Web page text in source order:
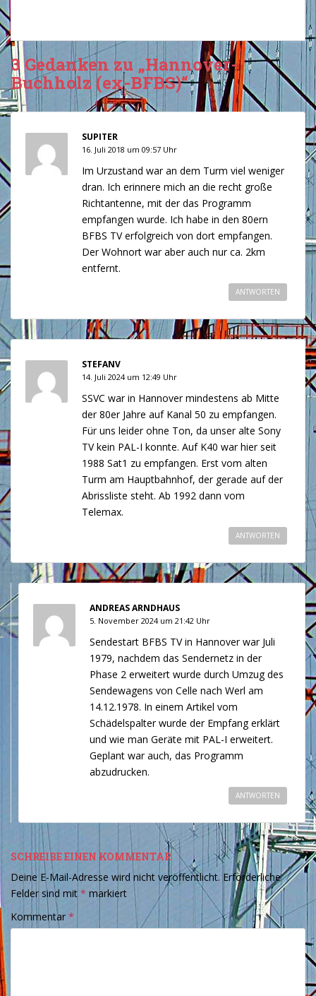
3 Gedanken zu „Hannover-
Buchholz (ex-BFBS)“
SUPITER
16. Juli 2018 um 09:57 Uhr
Im Urzustand war an dem Turm viel weniger
dran. Ich erinnere mich an die recht große
Richtantenne, mit der das Programm
empfangen wurde. Ich habe in den 80ern
BFBS TV erfolgreich von dort empfangen.
Der Wohnort war aber auch nur ca. 2km
entfernt.
ANTWORTEN
STEFANV
14. Juli 2024 um 12:49 Uhr
SSVC war in Hannover mindestens ab Mitte
der 80er Jahre auf Kanal 50 zu empfangen.
Für uns leider ohne Ton, da unser alte Sony
TV kein PAL-I konnte. Auf K40 war hier seit
1988 Sat1 zu empfangen. Erst vom alten
Turm am Hauptbahnhof, der gerade auf der
Abrissliste steht. Ab 1992 dann vom
Telemax.
ANTWORTEN
ANDREAS ARNDHAUS
5. November 2024 um 21:42 Uhr
Sendestart BFBS TV in Hannover war Juli
1979, nachdem das Sendernetz in der
Phase 2 erweitert wurde durch Umzug des
Sendewagens von Celle nach Werl am
14.12.1978. In einem Artikel vom
Schädelspalter wurde der Empfang erklärt
und wie man Geräte mit PAL-I erweitert.
Geplant war auch, das Programm
abzudrucken.
ANTWORTEN
SCHREIBE EINEN KOMMENTAR
Deine E-Mail-Adresse wird nicht veröffentlicht. Erforderliche
Felder sind mit * markiert
Kommentar *